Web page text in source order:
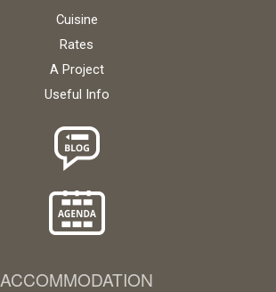
Cuisine
Rates
A Project
Useful Info
ACCOMMODATION